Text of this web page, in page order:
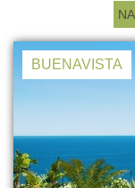
BUENAVISTA